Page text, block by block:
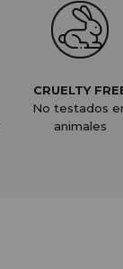
CRUELTY
No testados
animales